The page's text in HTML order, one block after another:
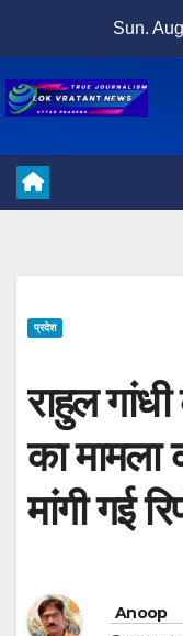
content
Sun.
प्रदेश
राहुल
का मामला
मांगी गई
Anoop